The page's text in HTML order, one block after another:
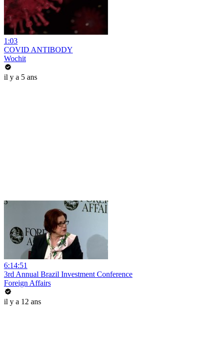
1:03
COVID ANTIBODY
Wochit
il y a 5 ans
6:14:51
3rd Annual Brazil Investment Conference
Foreign Affairs
il y a 12 ans